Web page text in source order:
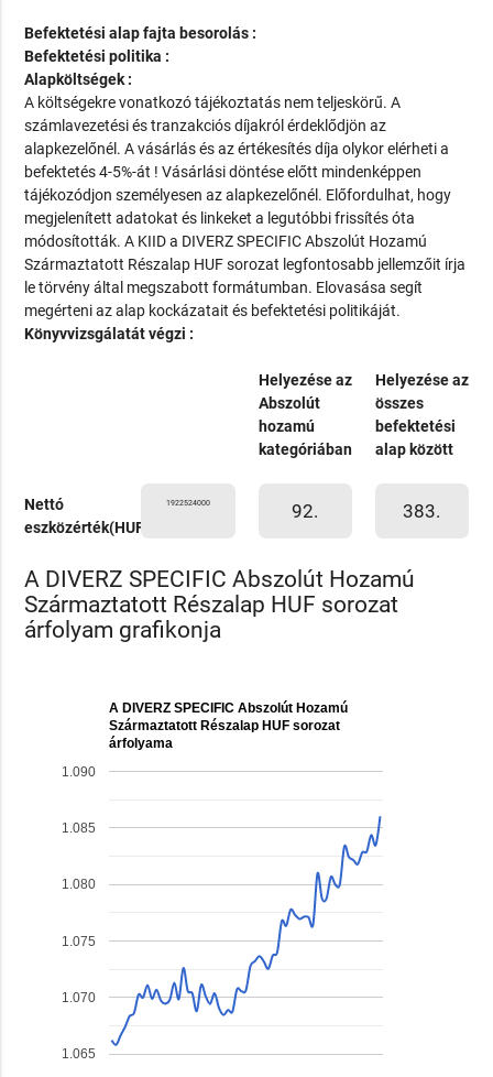
Befektetési alap fajta besorolás :
Befektetési politika :
Alapköltségek :
A költségekre vonatkozó tájékoztatás nem teljeskörű. A
számlavezetési és tranzakciós díjakról érdeklődjön az
alapkezelőnél. A vásárlás és az értékesítés díja olykor elérheti a
befektetés 4-5%-át ! Vásárlási döntése előtt mindenképpen
tájékozódjon személyesen az alapkezelőnél. Előfordulhat, hogy
megjelenített adatokat és linkeket a legutóbbi frissítés óta
módosították. A KIID a DIVERZ SPECIFIC Abszolút Hozamú
Származtatott Részalap HUF sorozat legfontosabb jellemzőit írja
le törvény által megszabott formátumban. Elovasása segít
megérteni az alap kockázatait és befektetési politikáját.
Könyvvizsgálatát végzi :
Helyezése az
Abszolút
hozamú
kategóriában
Helyezése az
összes
befektetési
alap között
Nettó
eszközérték(HUF)
1922524000 92. 383.
A DIVERZ SPECIFIC Abszolút Hozamú
Származtatott Részalap HUF sorozat
árfolyam grafikonja
A DIVERZ SPECIFIC Abszolút Hozamú
Származtatott Részalap HUF sorozat
árfolyama
1.065
1.070
1.075
1.080
1.085
1.090